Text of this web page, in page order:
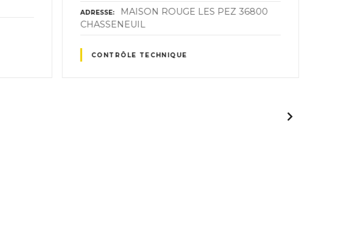
ADRESSE
MAISON ROUGE LES PEZ 36800
CHASSENEUIL
CONTRÔLE TECHNIQUE